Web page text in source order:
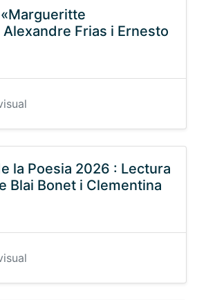
Frias i Ernesto
la Poesia 2026 : Lectura
Blai Bonet i Clementina